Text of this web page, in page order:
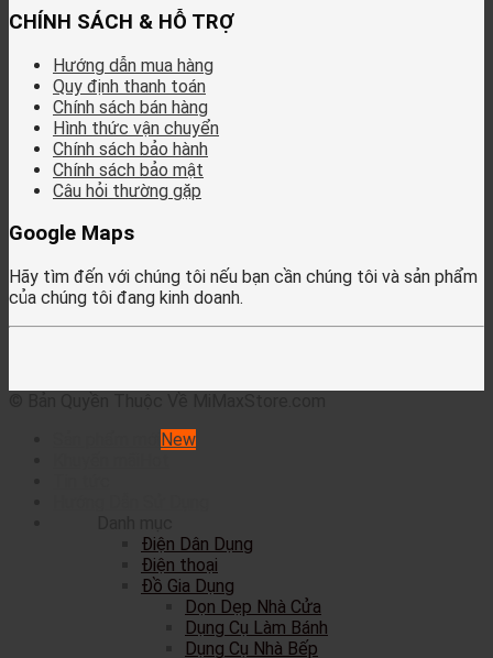
CHÍNH SÁCH & HỖ TRỢ
Hướng dẫn mua hàng
Quy định thanh toán
Chính sách bán hàng
Hình thức vận chuyển
Chính sách bảo hành
Chính sách bảo mật
Câu hỏi thường gặp
Google Maps
Hãy tìm đến với chúng tôi nếu bạn cần chúng tôi và sản phẩm
của chúng tôi đang kinh doanh.
Điện Dân Dụng
Điện thoại
Đồ Gia Dụng
Dọn Dẹp Nhà Cửa
Dụng Cụ Làm Bánh
Dụng Cụ Nhà Bếp